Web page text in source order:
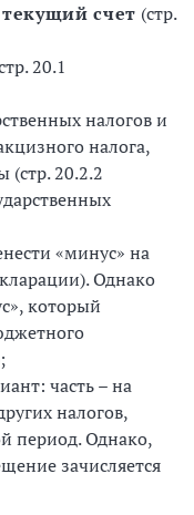
текущий счет (стр.
20.1
налогов и
налога,
(стр. 20.2.2
«минус» на
Однако
который
часть – на
налогов,
период. Однако,
зачисляется